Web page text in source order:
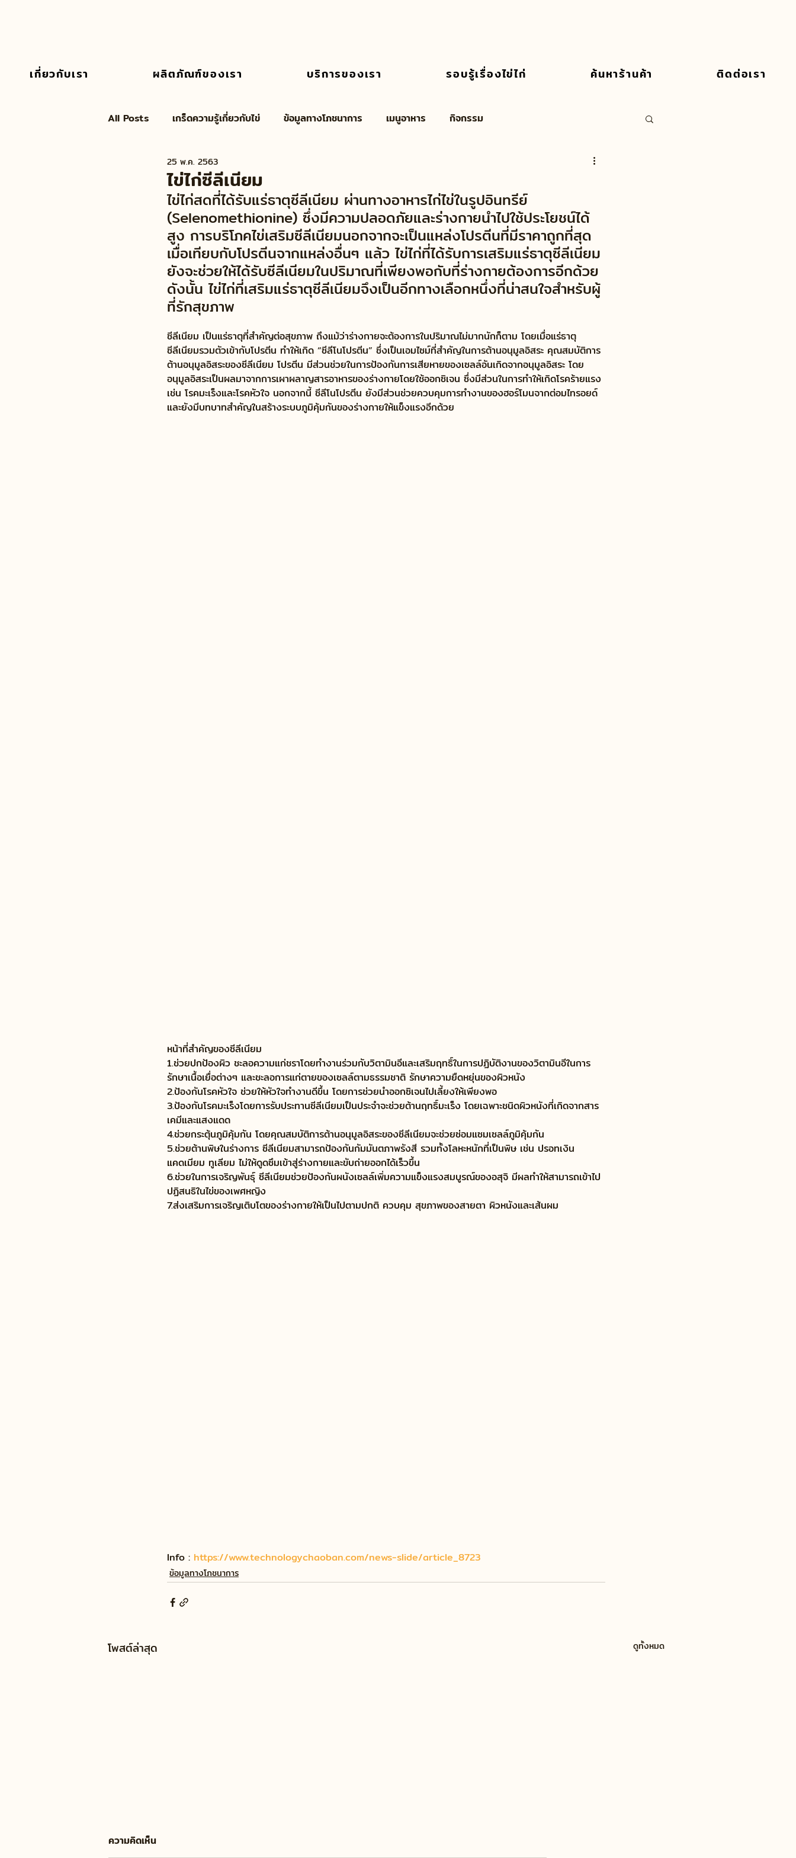
เกี่ยวกับเรา ผลิตภัณฑ์ของเรา บริการของเรา รอบรู้เรื่องไข่ไก่ ค้นหาร้านค้า ติดต่อเรา
All Posts เกร็ดความรู้เกี่ยวกับไข่ ข้อมูลทางโภชนาการ เมนูอาหาร กิจกรรม
ไข่ไก่ซีลีเนียม
25 พ.ค. 2563
ไข่ไก่สดที่ได้รับแร่ธาตุซีลีเนียม ผ่านทางอาหารไก่ไข่ในรูปอินทรีย์
(Selenomethionine) ซึ่งมีความปลอดภัยและร่างกายนำไปใช้ประโยชน์ได้
สูง การบริโภคไข่เสริมซีลีเนียมนอกจากจะเป็นแหล่งโปรตีนที่มีราคาถูกที่สุด
เมื่อเทียบกับโปรตีนจากแหล่งอื่นๆ แล้ว ไข่ไก่ที่ได้รับการเสริมแร่ธาตุซีลีเนียม
ยังจะช่วยให้ได้รับซีลีเนียมในปริมาณที่เพียงพอกับที่ร่างกายต้องการอีกด้วย
ดังนั้น ไข่ไก่ที่เสริมแร่ธาตุซีลีเนียมจึงเป็นอีกทางเลือกหนึ่งที่น่าสนใจสำหรับผู้
ที่รักสุขภาพ
ซีลีเนียม เป็นแร่ธาตุที่สำคัญต่อสุขภาพ ถึงแม้ว่าร่างกายจะต้องการในปริมาณไม่มากนักก็ตาม โดยเมื่อแร่ธาตุ
ซีลีเนียมรวมตัวเข้ากับโปรตีน ทำให้เกิด “ซีลีโนโปรตีน” ซึ่งเป็นเอมไซม์ที่สำคัญในการต้านอนุมูลอิสระ คุณสมบัติการ
ต้านอนุมูลอิสระของซีลีเนียม โปรตีน มีส่วนช่วยในการป้องกันการเสียหายของเซลล์อันเกิดจากอนุมูลอิสระ โดย
อนุมูลอิสระเป็นผลมาจากการเผาผลาญสารอาหารของร่างกายโดยใช้ออกซิเจน ซึ่งมีส่วนในการทำให้เกิดโรคร้ายแรง
เช่น โรคมะเร็งและโรคหัวใจ นอกจากนี้ ซีลีโนโปรตีน ยังมีส่วนช่วยควบคุมการทำงานของฮอร์โมนจากต่อมไทรอยด์
และยังมีบทบาทสำคัญในสร้างระบบภูมิคุ้มกันของร่างกายให้แข็งแรงอีกด้วย
หน้าที่สำคัญของซีลีเนียม
1.ช่วยปกป้องผิว ชะลอความแก่ชราโดยทำงานร่วมกับวิตามินอีและเสริมฤทธิ์ในการปฏิบัติงานของวิตามินอีในการ
รักษาเนื้อเยื่อต่างๆ และชะลอการแก่ตายของเซลล์ตามธรรมชาติ รักษาความยืดหยุ่นของผิวหนัง
2.ป้องกันโรคหัวใจ ช่วยให้หัวใจทำงานดีขึ้น โดยการช่วยนำออกซิเจนไปเลี้ยงให้เพียงพอ
3.ป้องกันโรคมะเร็งโดยการรับประทานซีลีเนียมเป็นประจำจะช่วยต้านฤทธิ์มะเร็ง โดยเฉพาะชนิดผิวหนังที่เกิดจากสาร
เคมีและแสงแดด
4.ช่วยกระตุ้นภูมิคุ้มกัน โดยคุณสมบัติการต้านอนุมูลอิสระของซีลีเนียมจะช่วยซ่อมแซมเซลล์ภูมิคุ้มกัน
5.ช่วยต้านพิษในร่างการ ซีลีเนียมสามารถป้องกันกัมมันตภาพรังสี รวมทั้งโลหะหนักที่เป็นพิษ เช่น ปรอทเงิน
แคดเมียม ทูเลียม ไม่ให้ดูดซึมเข้าสู่ร่างกายและขับถ่ายออกได้เร็วขึ้น
6.ช่วยในการเจริญพันธุ์ ซีลีเนียมช่วยป้องกันผนังเซลล์เพิ่มความแข็งแรงสมบูรณ์ของอสุจิ มีผลทำให้สามารถเข้าไป
ปฏิสนธิในไข่ของเพศหญิง
7.ส่งเสริมการเจริญเติบโตของร่างกายให้เป็นไปตามปกติ ควบคุม สุขภาพของสายตา ผิวหนังและเส้นผม
Info : https://www.technologychaoban.com/news-slide/article_8723
ข้อมูลทางโภชนาการ
โพสต์ล่าสุด ดูทั้งหมด
ความคิดเห็น